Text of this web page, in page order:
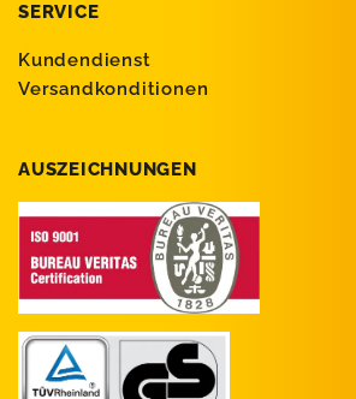
SERVICE
Kundendienst
Versandkonditionen
AUSZEICHNUNGEN